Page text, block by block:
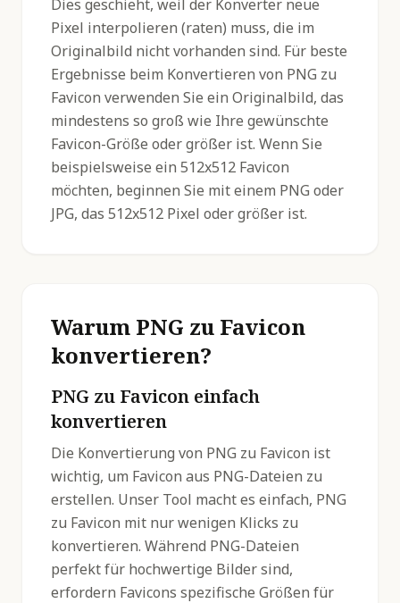
Dies geschieht, weil der Konverter neue
Pixel interpolieren (raten) muss, die im
Originalbild nicht vorhanden sind. Für beste
Ergebnisse beim Konvertieren von PNG zu
Favicon verwenden Sie ein Originalbild, das
mindestens so groß wie Ihre gewünschte
Favicon-Größe oder größer ist. Wenn Sie
beispielsweise ein 512x512 Favicon
möchten, beginnen Sie mit einem PNG oder
JPG, das 512x512 Pixel oder größer ist.
Warum PNG zu Favicon
konvertieren?
PNG zu Favicon einfach
konvertieren
Die Konvertierung von PNG zu Favicon ist
wichtig, um Favicon aus PNG-Dateien zu
erstellen. Unser Tool macht es einfach, PNG
zu Favicon mit nur wenigen Klicks zu
konvertieren. Während PNG-Dateien
perfekt für hochwertige Bilder sind,
erfordern Favicons spezifische Größen für